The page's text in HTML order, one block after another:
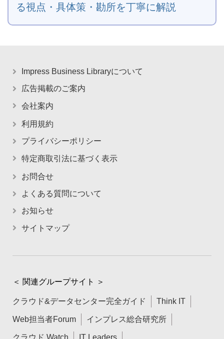
る視点・具体策・勘所を丁寧に解説
Impress Business Libraryについて
広告掲載のご案内
会社案内
利用規約
プライバシーポリシー
特定商取引法に基づく表示
お問合せ
よくある質問について
お知らせ
サイトマップ
＜ 関連グループサイト ＞
クラウド&データセンター完全ガイド Think IT
Web担当者Forum インプレス総合研究所
クラウド Watch IT Leaders